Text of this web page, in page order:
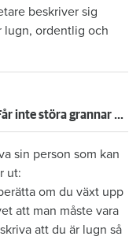
beskriver sig
lugn, ordentlig och
Dealen för att bo kvar: Får inte störa grannar med rökning eller utsätta dem för brandfara
sin person som kan
ut:
om du växt upp
att man måste vara
att du är lugn så